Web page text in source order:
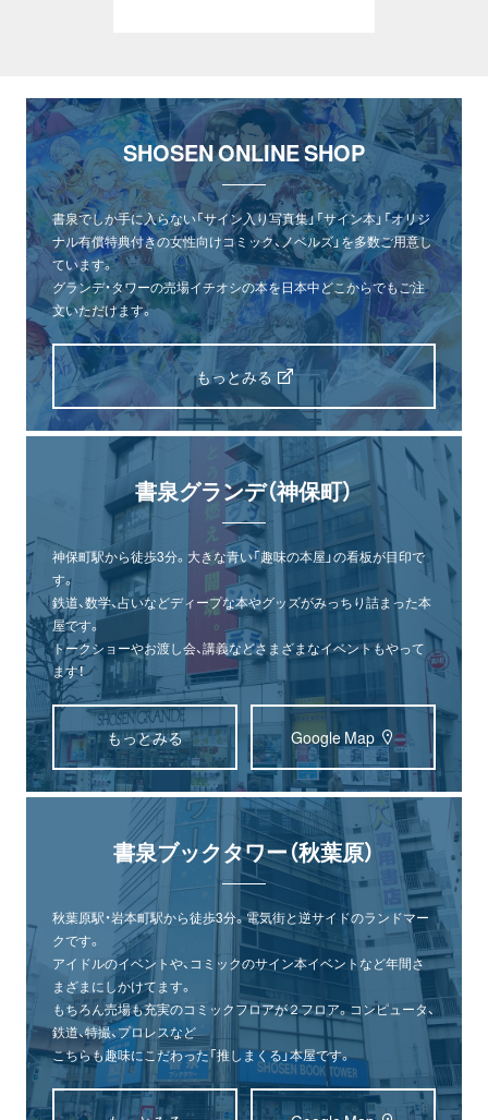
SHOSEN ONLINE SHOP
書泉でしか手に入らない「サイン入り写真集」「サイン本」「オリジ
ナル有償特典付きの女性向けコミック、ノベルズ」を多数ご用意し
ています。
グランデ・タワーの売場イチオシの本を日本中どこからでもご注
文いただけます。
もっとみる
書泉グランデ（神保町）
神保町駅から徒歩3分。大きな青い「趣味の本屋」の看板が目印で
す。
鉄道、数学、占いなどディープな本やグッズがみっちり詰まった本
屋です。
トークショーやお渡し会、講義などさまざまなイベントもやって
ます！
もっとみる Google Map
書泉ブックタワー（秋葉原）
秋葉原駅・岩本町駅から徒歩3分。電気街と逆サイドのランドマー
クです。
アイドルのイベントや、コミックのサイン本イベントなど年間さ
まざまにしかけてます。
もちろん売場も充実のコミックフロアが２フロア。コンピュータ、
鉄道、特撮、プロレスなど
こちらも趣味にこだわった「推しまくる」本屋です。